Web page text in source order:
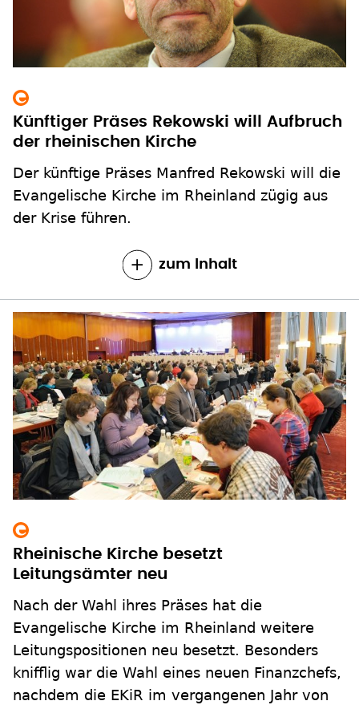
Künftiger Präses Rekowski will Aufbruch
der rheinischen Kirche
Der künftige Präses Manfred Rekowski will die
Evangelische Kirche im Rheinland zügig aus
der Krise führen.
zum Inhalt
Rheinische Kirche besetzt
Leitungsämter neu
Nach der Wahl ihres Präses hat die
Evangelische Kirche im Rheinland weitere
Leitungspositionen neu besetzt. Besonders
knifflig war die Wahl eines neuen Finanzchefs,
nachdem die EKiR im vergangenen Jahr von